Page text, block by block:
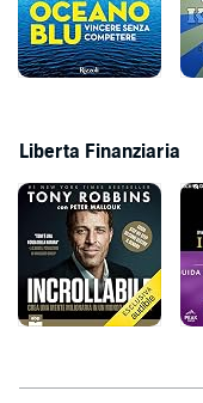
Liberta Finanziaria